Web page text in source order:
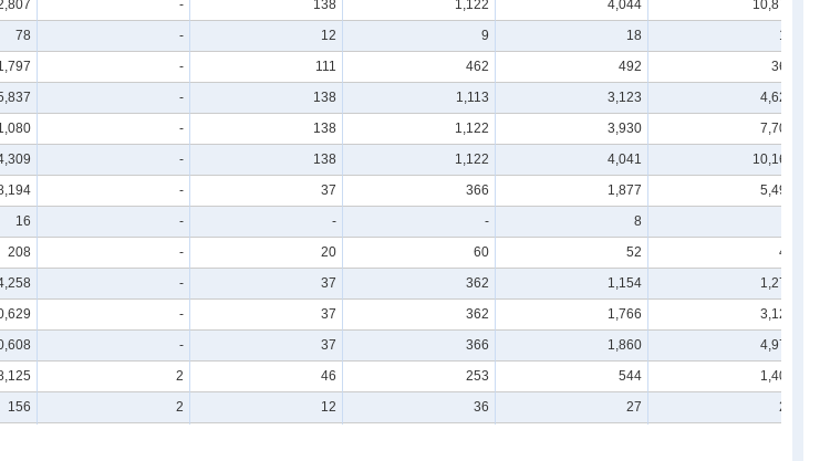
- 138 1,122 4,044
10,872
78 - 12 9 18
15
- 111 462 492
369
- 138 1,113 3,123
4,626
- 138 1,122 3,930
7,704
- 138 1,122 4,041
10,167
- 37 366 1,877
5,495
16 - - - 8
208 - 20 60 52
44
- 37 362 1,154
1,270
- 37 362 1,766
3,121
- 37 366 1,860
4,972
2 46 253 544
1,400
156 2 12 36 27
29